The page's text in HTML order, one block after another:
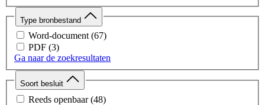
Type bronbestand
Word-document (67)
PDF (3)
Ga naar de zoekresultaten
Soort besluit
Reeds openbaar (48)